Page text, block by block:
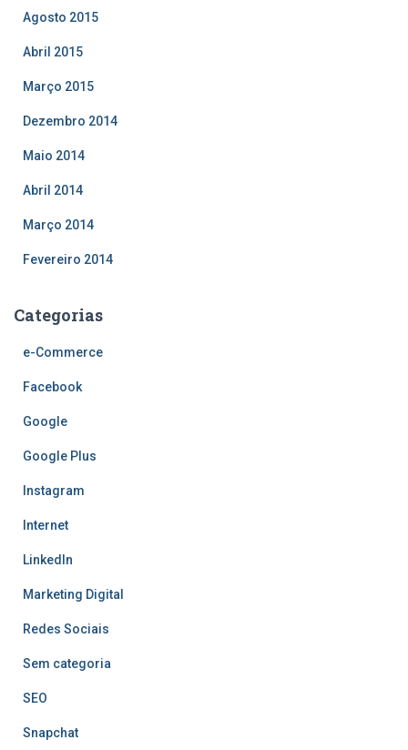
Agosto 2015
Abril 2015
Março 2015
Dezembro 2014
Maio 2014
Abril 2014
Março 2014
Fevereiro 2014
Categorias
e-Commerce
Facebook
Google
Google Plus
Instagram
Internet
LinkedIn
Marketing Digital
Redes Sociais
Sem categoria
SEO
Snapchat